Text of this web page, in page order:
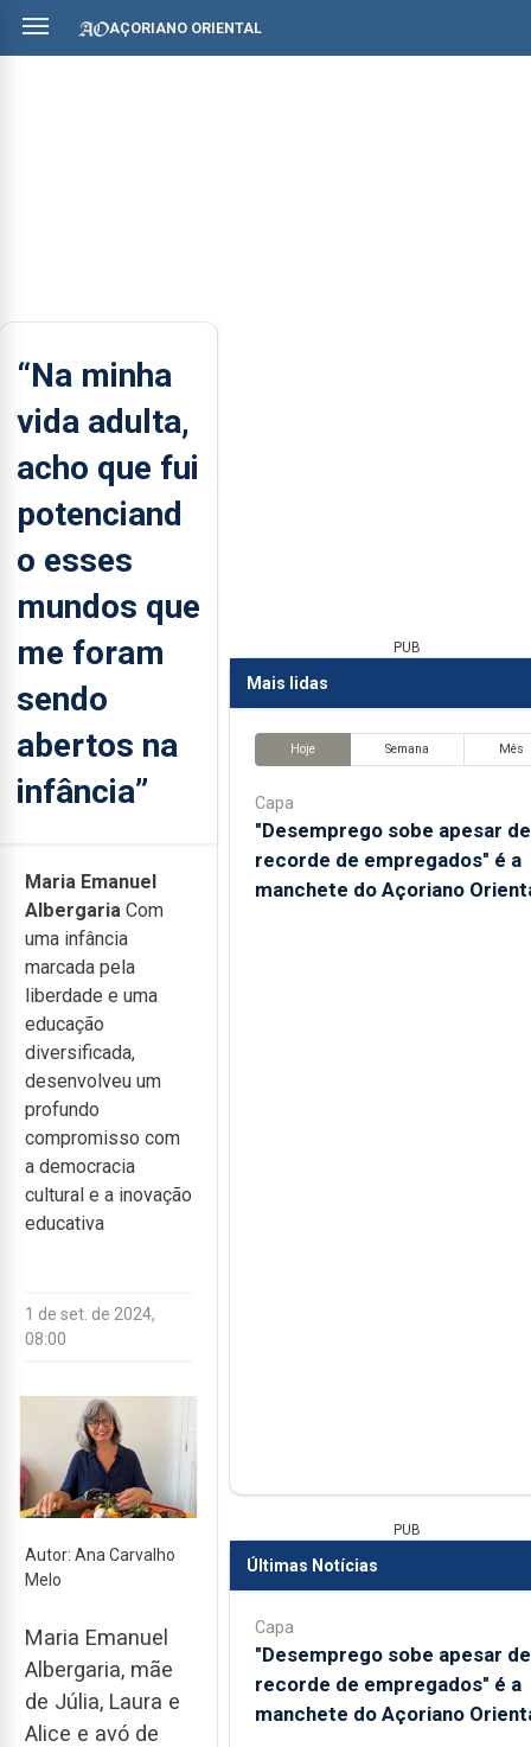
AÇORIANO ORIENTAL
“Na minha
vida adulta,
acho que fui
potenciand
o esses
mundos que
me foram
sendo
abertos na
infância”
Maria Emanuel
Albergaria Com
uma infância
marcada pela
liberdade e uma
educação
diversificada,
desenvolveu um
profundo
compromisso com
a democracia
cultural e a inovação
educativa
1 de set. de 2024,
08:00
Autor: Ana Carvalho
Melo
Maria Emanuel
Albergaria, mãe
de Júlia, Laura e
Alice e avó de
PUB
Mais lidas
Hoje Semana Mês
Capa
"Desemprego sobe apesar de
recorde de empregados" é a
manchete do Açoriano
PUB
Últimas Notícias
Capa
"Desemprego sobe apesar de
recorde de empregados" é a
manchete do Açoriano